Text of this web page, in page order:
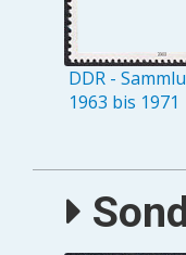
DDR -
1963 bis 1971